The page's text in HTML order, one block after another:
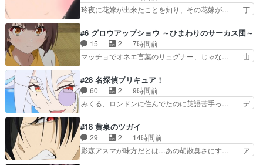
設定も、主演声優も魅力的…
✼••┈┈┈••✼••┈┈┈••✼ …
玲夜に花嫁が出来たことを知り、その花嫁が… 丁
初、にゃん吉が透子のストーカーを始めた… 高道
きもいけどあれ横で見せつけられるのは… 玲夜の
前の婚約者鬼山桜子がめっちゃ別嬪さ… にゃんき
ちくんのお母さんが一番かわいいで… 花江さんが
いやイケメンが主人公にプレゼ… 「お願いがある
ときはキスでおねだりする」… 透子とにゃん吉の
馴れ初めを見れて良かった…
#6 グロウアップショウ ～ひまわりのサーカス団～
15 2
7時間前
マッチョでオネエ言葉のリュグナー、じゃな… 山
わりサーカスに突然現れた金髪の大男少… 伝説の
男の登場によって、山田の輝かしき過… お父さん
の相方登場回、良い回だったな。諏… 第６話をｄ
アニメストアで視聴しました。視… じゃがいもし
い公衆電話が出てきた。みず… おはようございま
す！瑞佳の正体が明かされ… 朝も昼もおやつもじ
ゃがいも尽くしの『ひま…
#28 名探偵プリキュア！
60 2
9時間前
みくる、ロンドンに住んでたのに英語苦手っ… デ
チ・アゲイン、未来から来たのかな？ウ… 何か事
情がある、理由がある事をエクレール… デッチア
ゲイン初登場。ニジーとちょっとキ… 遂に探偵事
務所に外国人のお客様?アゲセー… でっち上げ
#18 黄泉のツガイ
29 2
14時間前
影森アスマが味方だとは…あの胡散臭さにす… ア